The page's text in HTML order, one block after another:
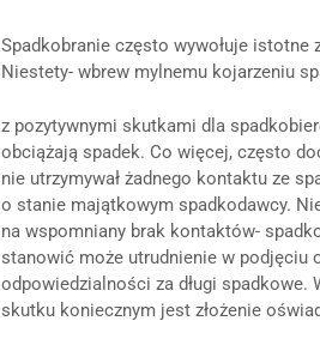
Spadkobranie często wywołuje istotne
Niestety- wbrew mylnemu kojarzeniu
z pozytywnymi skutkami dla
obciążają spadek. Co więcej, często
nie utrzymywał żadnego kontaktu ze
o stanie majątkowym spadkodawcy.
na wspomniany brak kontaktów-
stanowić może utrudnienie w podjęciu
odpowiedzialności za długi spadkowe.
skutku koniecznym jest złożenie